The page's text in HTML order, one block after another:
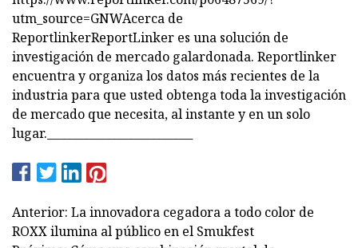
Anterior: La innovadora cegadora a todo color de
ROXX ilumina al público en el Smukfest